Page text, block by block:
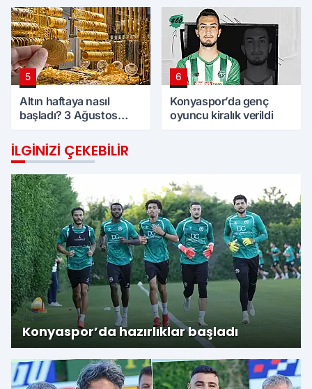
5
Altın haftaya nasıl
başladı? 3 Ağustos
Konya'da altın fiyatları
6
Konyaspor’da genç
oyuncu kiralık verildi
İLGINIZI ÇEKEBILIR
Konyaspor’da hazırlıklar başladı